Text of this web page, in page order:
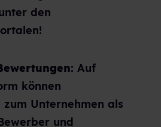
den
Auf
können
zum Unternehmen als
und